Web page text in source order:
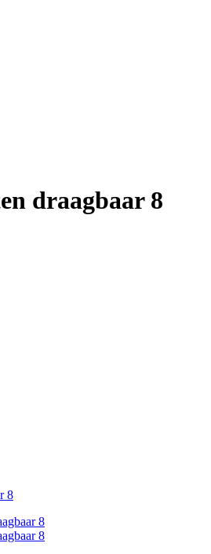
draagbaar 8